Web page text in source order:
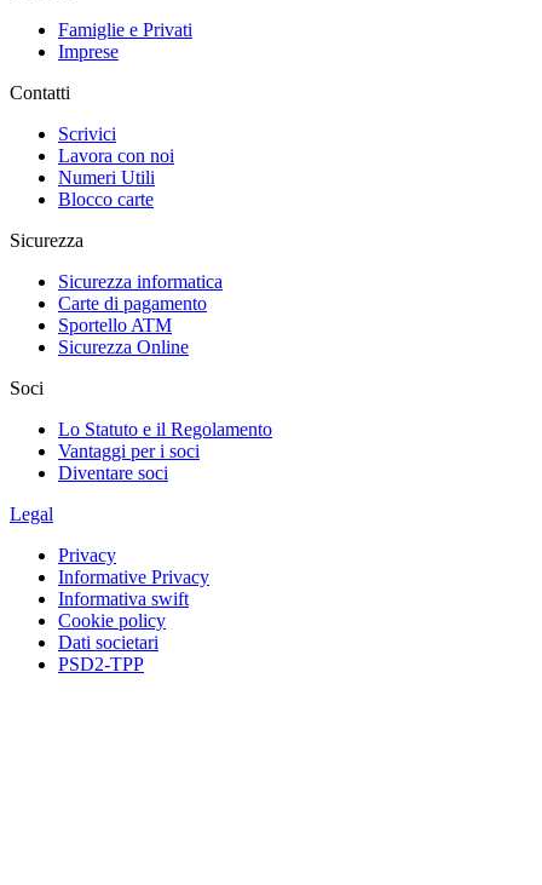
Famiglie e Privati
Imprese
Contatti
Scrivici
Lavora con noi
Numeri Utili
Blocco carte
Sicurezza
Sicurezza informatica
Carte di pagamento
Sportello ATM
Sicurezza Online
Soci
Lo Statuto e il Regolamento
Vantaggi per i soci
Diventare soci
Legal
Privacy
Informative Privacy
Informativa swift
Cookie policy
Dati societari
PSD2-TPP